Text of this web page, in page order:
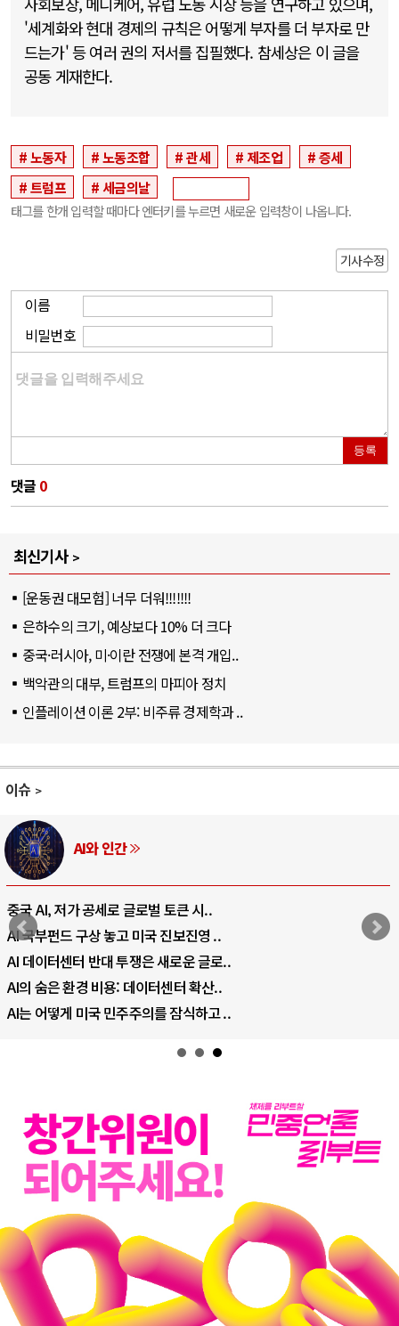
'세계화와 현대 경제의 규칙은 어떻게 부자를 더 부자로 만
드는가' 등 여러 권의 저서를 집필했다. 참세상은 이 글을
공동 게재한다.
노동자 노동조합 관세 제조업
증세
트럼프
세금의날
태그를 한개 입력할 때마다 엔터키를 누르면 새로운 입력창이 나옵니다.
기사수정
이름
비밀번호
등록
댓글 0
최신기사
[운동권 대모험] 너무 더워!!!!!!!
은하수의 크기, 예상보다 10% 더 크다
중국·러시아, 미·이란 전쟁에 본격 개입..
백악관의 대부, 트럼프의 마피아 정치
인플레이션 이론 2부: 비주류 경제학과 ..
이슈
AI와 인간
중국 AI, 저가 공세로 글로벌 토큰 시..
AI 국부펀드 구상 놓고 미국 진보진영 ..
AI 데이터센터 반대 투쟁은 새로운 글로..
AI의 숨은 환경 비용: 데이터센터 확산..
AI는 어떻게 미국 민주주의를 잠식하고 ..